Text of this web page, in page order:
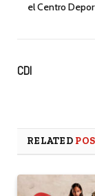
el Centro
CDI
RELATED